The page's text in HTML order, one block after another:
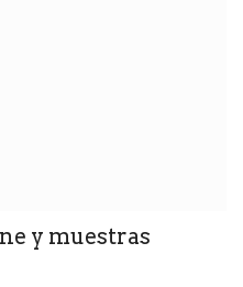
y muestras